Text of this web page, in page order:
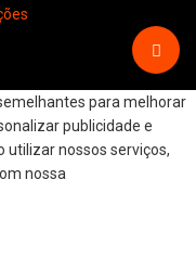
para melhorar
publicidade e
utilizar nossos serviços,
nossa